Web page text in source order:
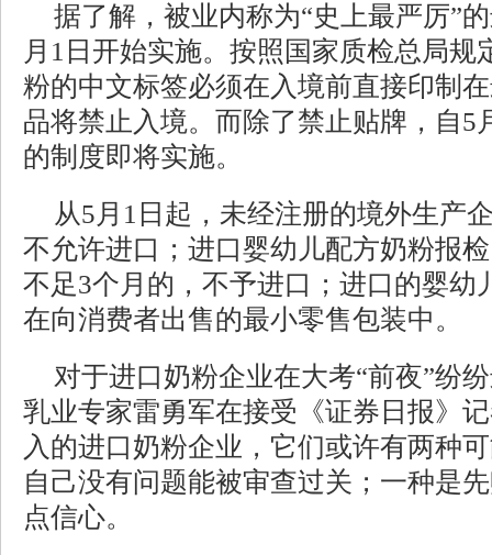
据了解，被业内称为“史上最严厉”
月1日开始实施。按照国家质检总局规
粉的中文标签必须在入境前直接印制
品将禁止入境。而除了禁止贴牌，自5
的制度即将实施。
从5月1日起，未经注册的境外生产
不允许进口；进口婴幼儿配方奶粉报
不足3个月的，不予进口；进口的婴幼
在向消费者出售的最小零售包装中。
对于进口奶粉企业在大考“前夜”纷
乳业专家雷勇军在接受《证券日报》
入的进口奶粉企业，它们或许有两种
自己没有问题能被审查过关；一种是
点信心。